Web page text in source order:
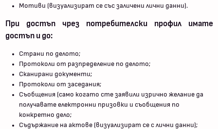
Мотиви (визуализират се със заличени лични данни).
При достъп чрез потребителски профил имате
достъп и до:
Страни по делото;
Протоколи от разпределение по делото;
Сканирани документи;
Протоколи от заседания;
Съобщения (само когато сте заявили изрично желание да
получавате електронни призовки и съобщения по
конкретно дело;
Съдържание на актове (визуализират се с лични данни);